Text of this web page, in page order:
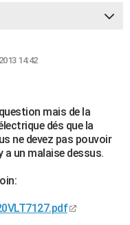
14:42
mais de la
dés que la
ne devez pas pouvoir
a un malaise dessus.